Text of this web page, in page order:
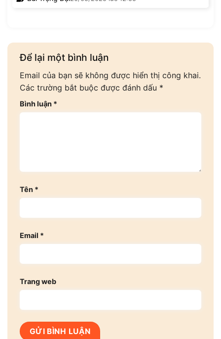
Để lại một bình luận
Email của bạn sẽ không được hiển thị công khai.
Các trường bắt buộc được đánh dấu *
Bình luận *
Tên *
Email *
Trang web